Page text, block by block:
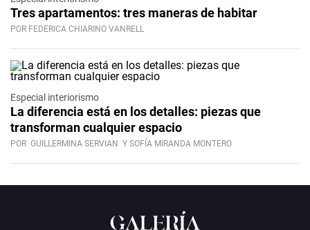
Tres apartamentos: tres maneras de habitar
POR FEDERICA CHIARINO VANRELL
Especial interiorismo
La diferencia está en los detalles: piezas que
transforman cualquier espacio
POR GUILLERMINA SERVIAN Y SOFÍA MIRANDA MONTERO